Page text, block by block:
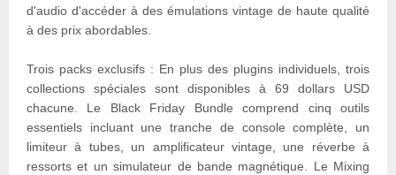
d'audio d'accéder à des émulations vintage de haute qualité
à des prix abordables.
Trois packs exclusifs : En plus des plugins individuels, trois
collections spéciales sont disponibles à 69 dollars USD
chacune. Le Black Friday Bundle comprend cinq outils
essentiels incluant une tranche de console complète, un
limiteur à tubes, un amplificateur vintage, une réverbe à
ressorts et un simulateur de bande magnétique. Le Mixing